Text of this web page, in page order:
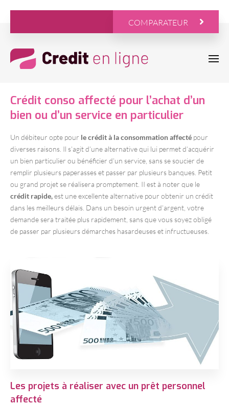
COMPARATEUR
Crédit conso affecté pour l’achat d’un
bien ou d’un service en particulier
Un débiteur opte pour le crédit à la consommation affecté pour
diverses raisons. Il s’agit d’une alternative qui lui permet d’acquérir
un bien particulier ou bénéficier d’un service, sans se soucier de
remplir plusieurs paperasses et passer par plusieurs banques. Petit
ou grand projet se réalisera promptement. II est à noter que le
crédit rapide,est une excellente alternative pour obtenir un crédit
dans les meilleurs délais. Dans un besoin urgent d’argent, votre
demande sera traitée plus rapidement, sans que vous soyez obligé
de passer par plusieurs démarches hasardeuses et infructueuses.
Les projets à réaliser avec un prêt personnel
affecté